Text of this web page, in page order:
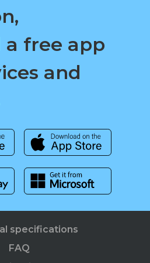
free app
and
specifications
FAQ